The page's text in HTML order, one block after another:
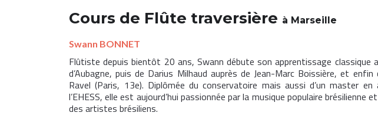
Cours de Flûte traversière à Marseille
Swann BONNET
Flûtiste depuis bientôt 20 ans, Swann débute son apprentissage classique
d’Aubagne, puis de Darius Milhaud auprès de Jean-Marc Boissière, et enfin
Ravel (Paris, 13e). Diplômée du conservatoire mais aussi d’un master
l’EHESS, elle est aujourd’hui passionnée par la musique populaire brésilienne
des artistes brésiliens.